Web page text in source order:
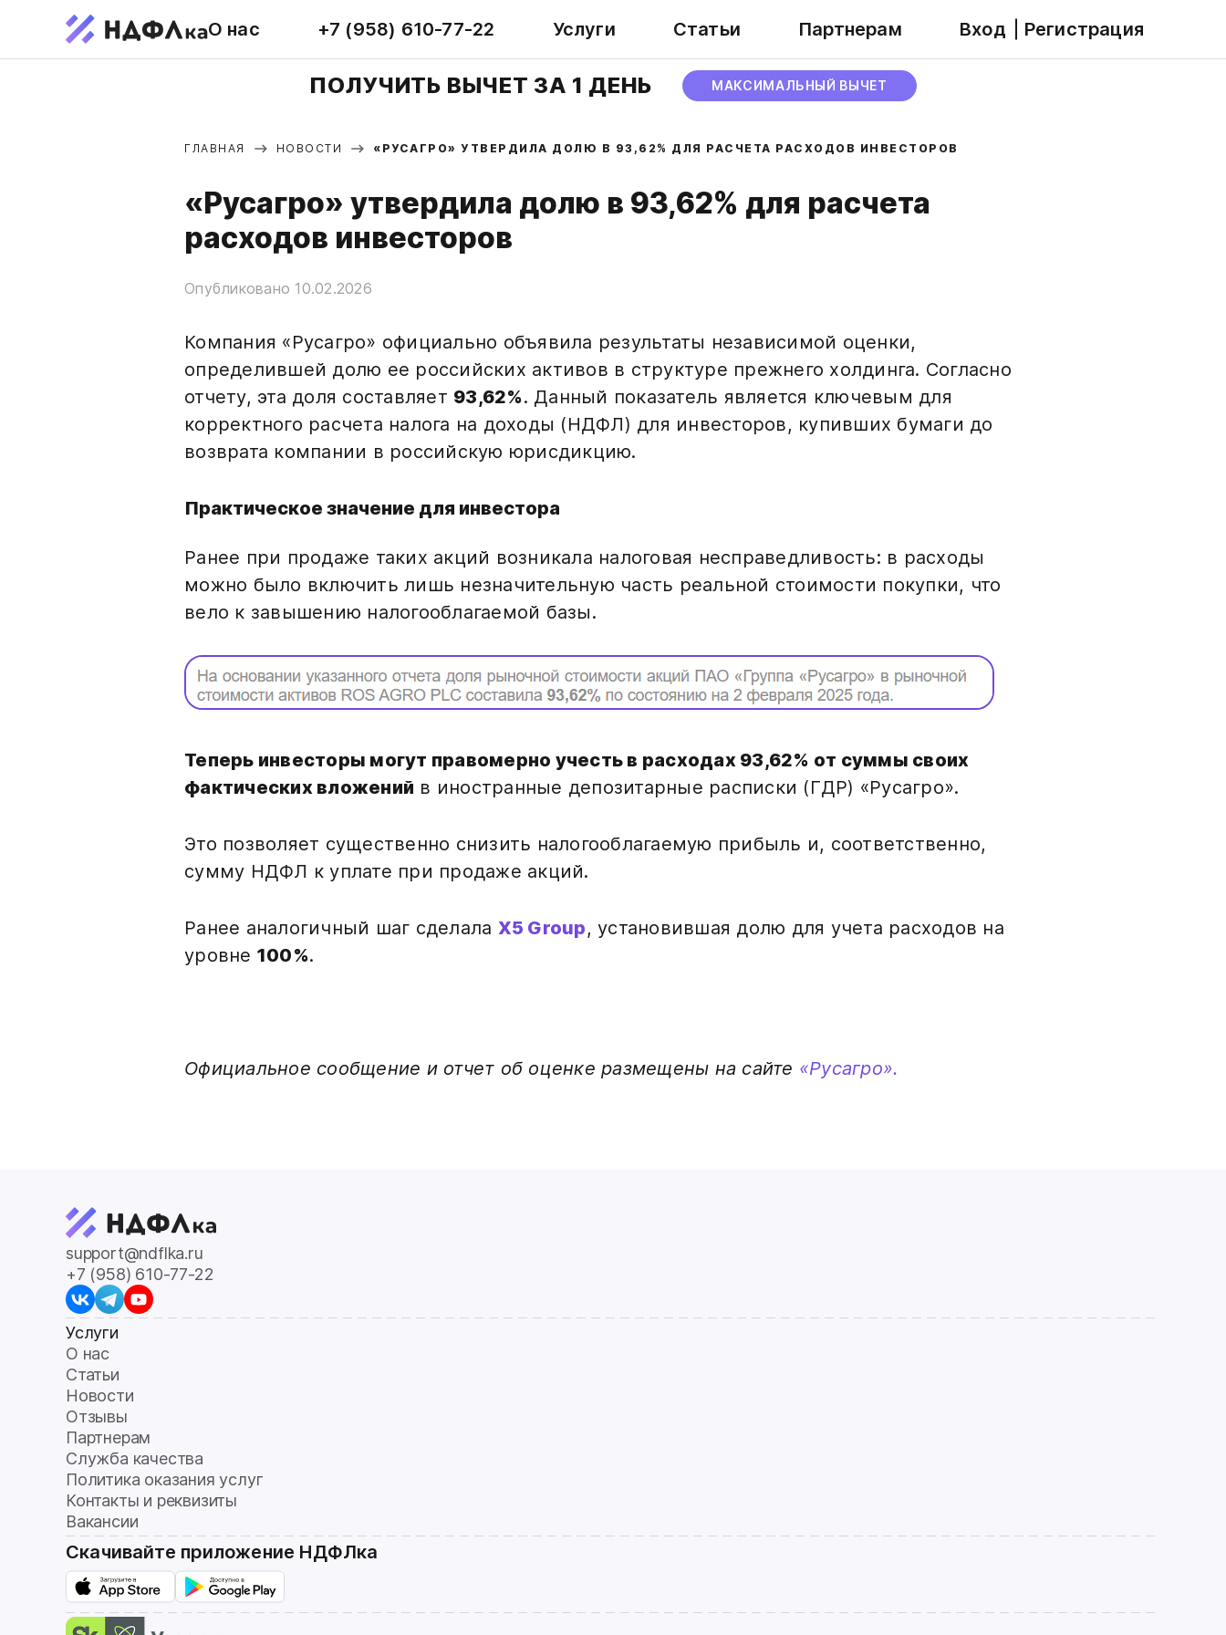
О нас +7 (958) 610-77-22 Услуги Статьи Партнерам Вход Регистрация
ПОЛУЧИТЬ ВЫЧЕТ ЗА 1 ДЕНЬ МАКСИМАЛЬНЫЙ ВЫЧЕТ
ГЛАВНАЯ НОВОСТИ «РУСАГРО» УТВЕРДИЛА ДОЛЮ В 93,62% ДЛЯ РАСЧЕТА РАСХОДОВ ИНВЕСТОРОВ
«Русагро» утвердила долю в 93,62% для расчета
расходов инвесторов
Опубликовано 10.02.2026
Компания «Русагро» официально объявила результаты независимой оценки,
определившей долю ее российских активов в структуре прежнего холдинга. Согласно
отчету, эта доля составляет 93,62%. Данный показатель является ключевым для
корректного расчета налога на доходы (НДФЛ) для инвесторов, купивших бумаги до
возврата компании в российскую юрисдикцию.
Практическое значение для инвестора
Ранее при продаже таких акций возникала налоговая несправедливость: в расходы
можно было включить лишь незначительную часть реальной стоимости покупки, что
вело к завышению налогооблагаемой базы.
Теперь инвесторы могут правомерно учесть в расходах 93,62% от суммы своих
фактических вложений в иностранные депозитарные расписки (ГДР) «Русагро».
Это позволяет существенно снизить налогооблагаемую прибыль и, соответственно,
сумму НДФЛ к уплате при продаже акций.
Ранее аналогичный шаг сделала X5 Group, установившая долю для учета расходов на
уровне 100%.
Официальное сообщение и отчет об оценке размещены на сайте «Русагро».
support@ndflka.ru
+7 (958) 610-77-22
Услуги
О нас
Статьи
Новости
Отзывы
Партнерам
Служба качества
Политика оказания услуг
Контакты и реквизиты
Вакансии
Скачивайте приложение НДФЛка